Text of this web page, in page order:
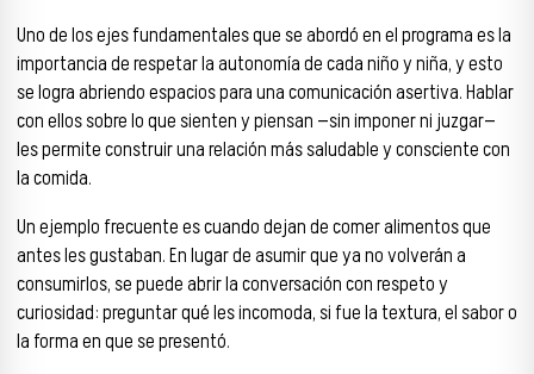
Uno de los ejes fundamentales que se abordó en el programa es la
importancia de respetar la autonomía de cada niño y niña, y esto
se logra abriendo espacios para una comunicación asertiva. Hablar
con ellos sobre lo que sienten y piensan —sin imponer ni juzgar—
les permite construir una relación más saludable y consciente con
la comida.
Un ejemplo frecuente es cuando dejan de comer alimentos que
antes les gustaban. En lugar de asumir que ya no volverán a
consumirlos, se puede abrir la conversación con respeto y
curiosidad: preguntar qué les incomoda, si fue la textura, el sabor o
la forma en que se presentó.